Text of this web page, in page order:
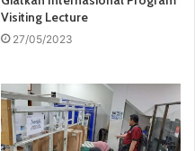
Visiting Lecture
27/05/2023